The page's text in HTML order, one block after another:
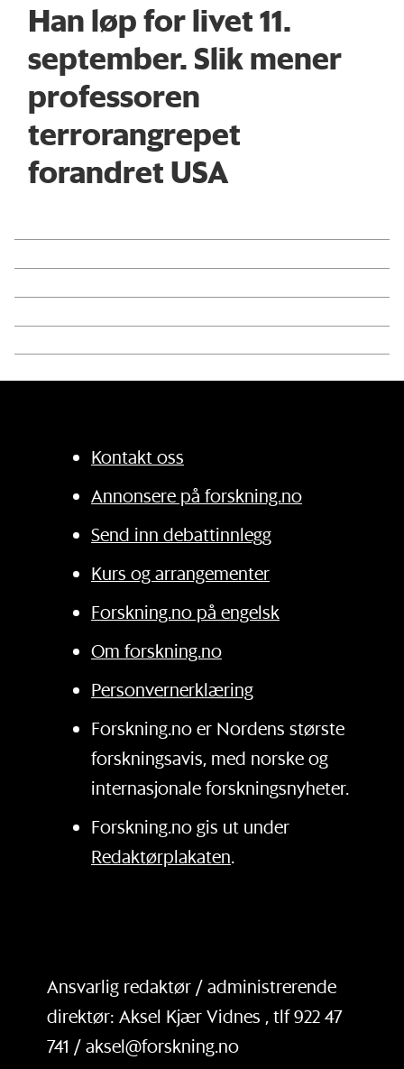
Han løp for livet 11.
september. Slik mener
professoren
terrorangrepet
forandret USA
Kontakt oss
Annonsere på forskning.no
Send inn debattinnlegg
Kurs og arrangementer
Forskning.no på engelsk
Om forskning.no
Personvernerklæring
Forskning.no er Nordens største
forskningsavis, med norske og
internasjonale forskningsnyheter.
Forskning.no gis ut under
Redaktørplakaten.
Ansvarlig redaktør / administrerende
direktør: Aksel Kjær Vidnes , tlf 922 47
741 / aksel@forskning.no